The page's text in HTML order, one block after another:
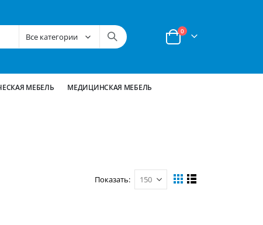
Корзина
0позиции
МЕБЕЛЬ МЕДИЦИНСКАЯ МЕБЕЛЬ
Показать Вид
СеткаСписок